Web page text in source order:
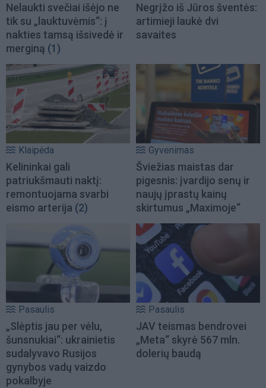
Nelaukti svečiai išėjo ne
tik su „lauktuvėmis“: į
nakties tamsą išsivedė ir
merginą (1)
Negrįžo iš Jūros šventės:
artimieji laukė dvi
savaites
Klaipėda
Kelininkai gali
patriukšmauti naktį:
remontuojama svarbi
eismo arterija (2)
Gyvenimas
Šviežias maistas dar
pigesnis: įvardijo senų ir
naujų įprastų kainų
skirtumus „Maximoje“
Pasaulis
„Slėptis jau per vėlu,
šunsnukiai“: ukrainietis
sudalyvavo Rusijos
gynybos vadų vaizdo
pokalbyje
Pasaulis
JAV teismas bendrovei
„Meta“ skyrė 567 mln.
dolerių baudą